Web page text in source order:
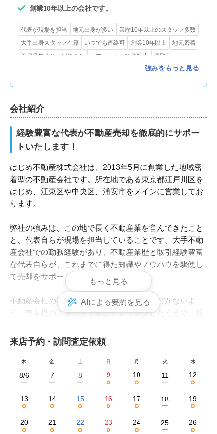
創業10年以上の会社です。
代表が現場を担当 地元出身が多い
業歴10年以上のスタッフ多数
大手出身スタッフ在籍
いつでも連絡可 創業10年以上
地元密着
不用品処分サービスあり
リフォーム・解体対応 買取可
強みをもっと見る
来店予約・訪問査定依頼
木 金 土 日 月 火 水
8/6
ー
7
ー
8
ー
9
○
10
○
11
ー
12
○
13
○
14
○
15
○
16
○
17
○
18
ー
19
○
20
○
21
○
22
○
23
○
24
○
25
ー
26
○
会社紹介
経験豊富な代表が不動産売却を徹底的にサポー
トいたします！
はじめ不動産株式会社は、2013年5月に創業した地域密
着型の不動産会社です。所在地である東京都江戸川区を
はじめ、江東区や中央区、浦安市をメインに営業してお
ります。
弊社の強みは、この地で長く不動産業を営んできたこと
と、代表自らが現場を担当していることです。大手不動
産会社での勤務経験があり、不動産業歴と取引経験豊富
な代表自らが、これまでに得た知識やノウハウを駆使し
て売却をサポートいたします。
不動産会社の都合で売却を急がせることなどがないよ
う、売主様のご事情を丁寧にヒアリングしたうえで、親
することなら、まずは弊社までお気軽にお問い合わせく
ださい。
はじめ不動産株式会社の集客方法と売却活動の
強み
弊社では、多様な媒体を駆使して売却活動を展開してい
ます。おもな買い手の集客方法は、当社サイトと不動産
ポータルサイトSUUMOへの情報掲載です。
もっと見る
AIによる要約を見る